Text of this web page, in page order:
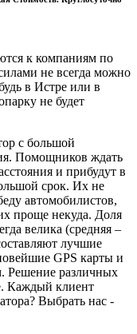
к компаниям по
не всегда можно
в Истре или в
не будет
с большой
Помощников ждать
и прибудут в
срок. Их не
автомобилистов,
проще некуда. Доля
велика (средняя –
лучшие
GPS карты и
Решение различных
Каждый клиент
Выбрать нас -